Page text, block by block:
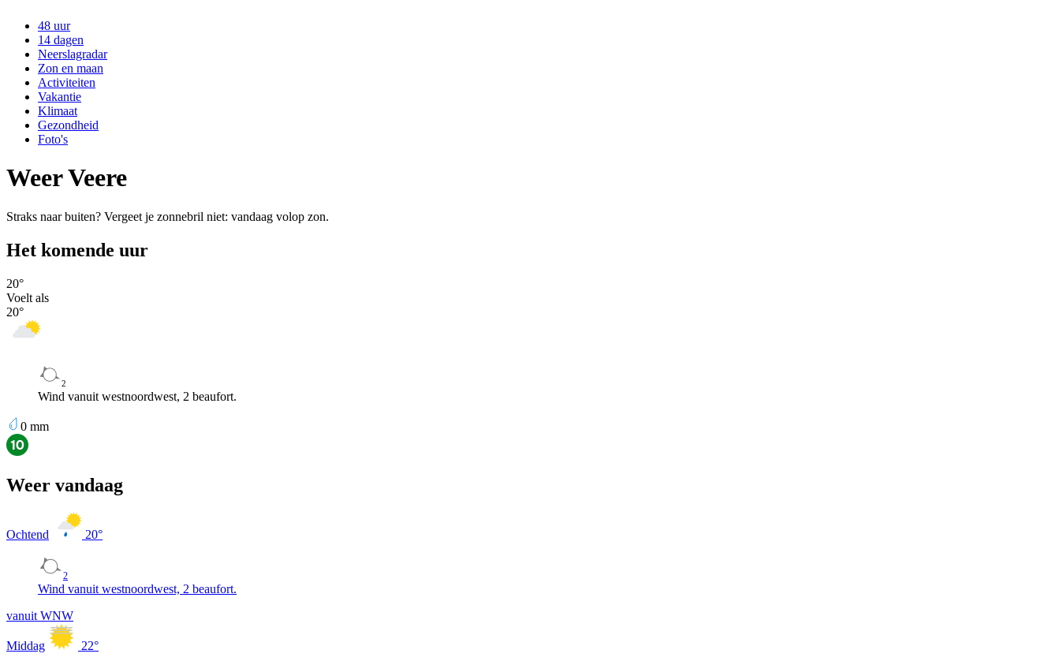
48 uur
14 dagen
Neerslagradar
Zon en maan
Activiteiten
Vakantie
Klimaat
Gezondheid
Foto's
Weer Veere
Straks naar buiten? Vergeet je zonnebril niet: vandaag volop zon.
Het komende uur
20°
Voelt als
20°
2
Wind vanuit westnoordwest, 2 beaufort.
0 mm
Weer vandaag
Ochtend 20°
2
Wind vanuit westnoordwest, 2 beaufort.
vanuit WNW
Middag 22°